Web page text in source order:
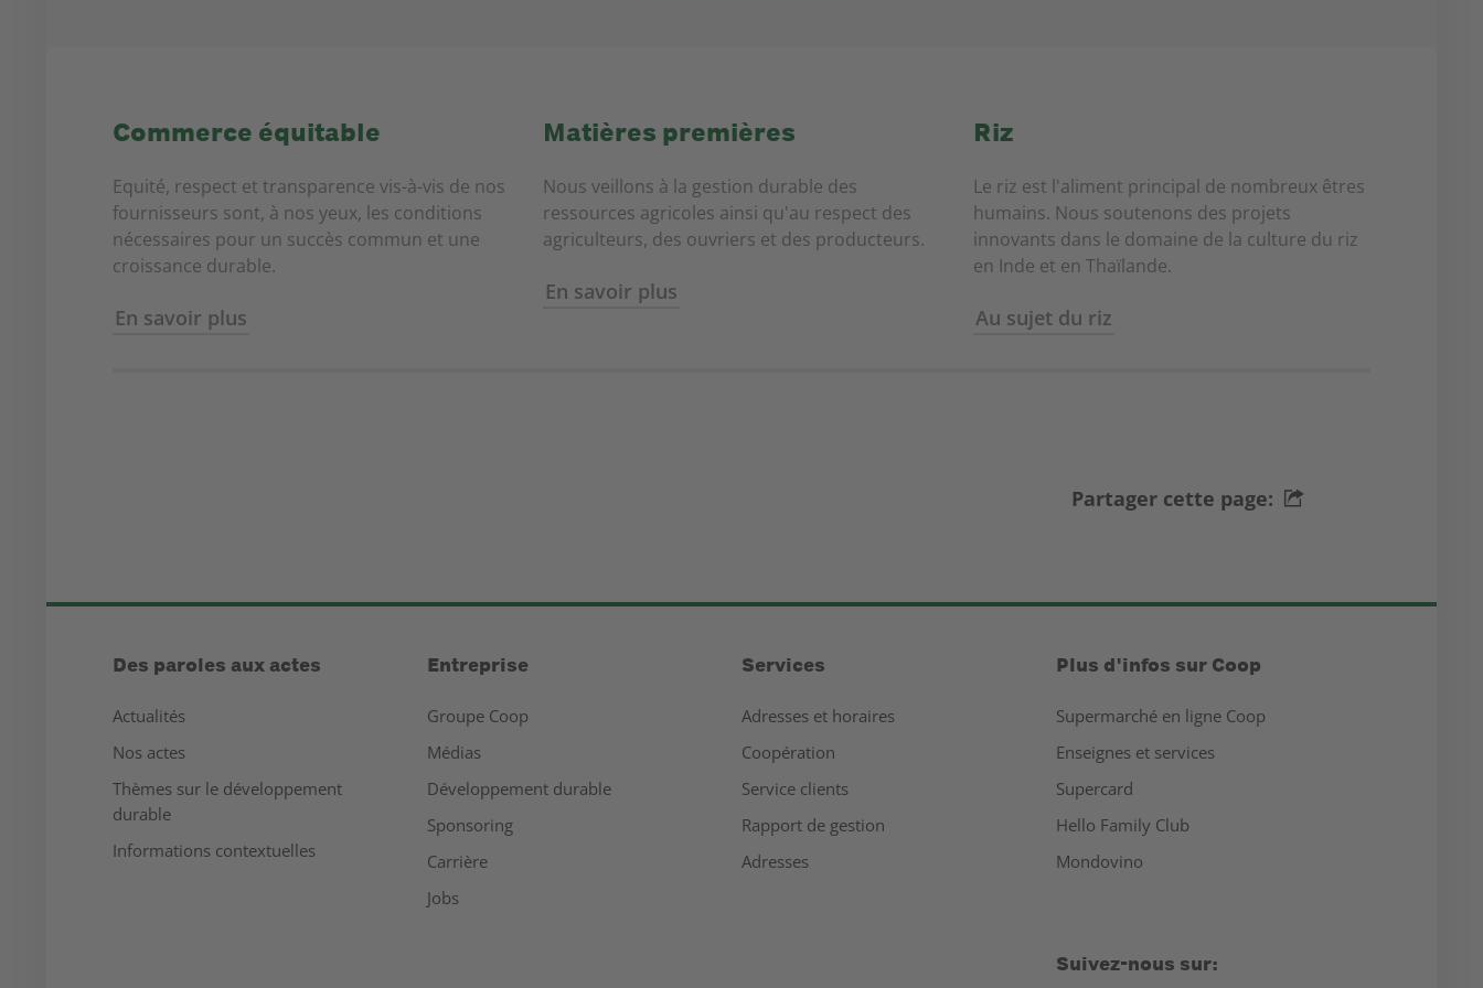
Commerce équitable
Equité, respect et transparence vis-à-vis de nos
fournisseurs sont, à nos yeux, les conditions
nécessaires pour un succès commun et une
croissance durable.
En savoir plus
Matières premières
Nous veillons à la gestion durable des
ressources agricoles ainsi qu'au respect des
agriculteurs, des ouvriers et des producteurs.
En savoir plus
Riz
Le riz est l'aliment principal de nombreux êtres
humains. Nous soutenons des projets
innovants dans le domaine de la culture du riz
en Inde et en Thaïlande.
Au sujet du riz
Partager cette page:
Des paroles aux actes
Actualités
Nos actes
Thèmes sur le développement
durable
Informations contextuelles
Entreprise
Groupe Coop
Médias
Développement durable
Sponsoring
Carrière
Jobs
Services
Adresses et horaires
Coopération
Service clients
Rapport de gestion
Adresses
Plus d'infos sur Coop
Supermarché en ligne Coop
Enseignes et services
Supercard
Hello Family Club
Mondovino
Suivez-nous sur: